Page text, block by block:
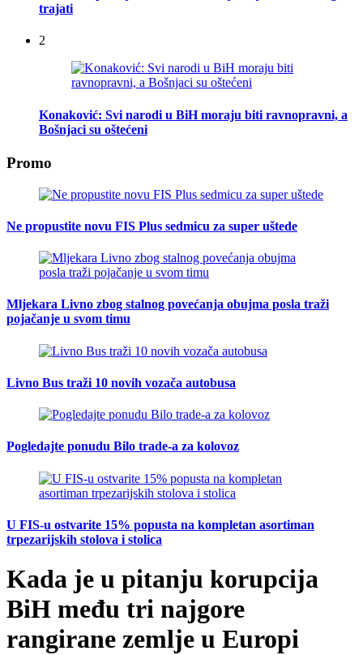
trajati
2
Konaković: Svi narodi u BiH moraju biti ravnopravni, a
Bošnjaci su oštećeni
Promo
Ne propustite novu FIS Plus sedmicu za super uštede
Mljekara Livno zbog stalnog povećanja obujma posla traži
pojačanje u svom timu
Livno Bus traži 10 novih vozača autobusa
Pogledajte ponudu Bilo trade-a za kolovoz
U FIS-u ostvarite 15% popusta na kompletan asortiman
trpezarijskih stolova i stolica
Kada je u pitanju korupcija
BiH među tri najgore
rangirane zemlje u Europi